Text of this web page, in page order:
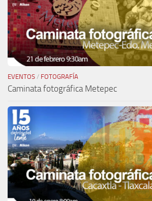
EVENTOS / FOTOGRAFÍA
Caminata fotográfica Metepec